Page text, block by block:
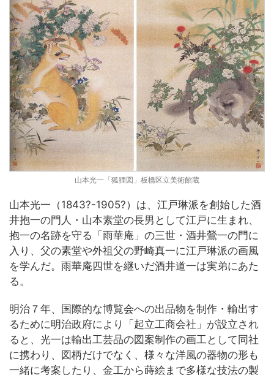
山本光一「狐狸図」板橋区立美術館蔵
山本光一（1843?-1905?）は、江戸琳派を創始した酒
井抱一の門人・山本素堂の長男として江戸に生まれ、
抱一の名跡を守る「雨華庵」の三世・酒井鶯一の門に
入り、父の素堂や外祖父の野崎真一に江戸琳派の画風
を学んだ。雨華庵四世を継いだ酒井道一は実弟にあた
る。
明治７年、国際的な博覧会への出品物を制作・輸出す
るために明治政府により「起立工商会社」が設立され
ると、光一は輸出工芸品の図案制作の画工として同社
に携わり、図柄だけでなく、様々な洋風の器物の形も
一緒に考案したり、金工から蒔絵まで多様な技法の製